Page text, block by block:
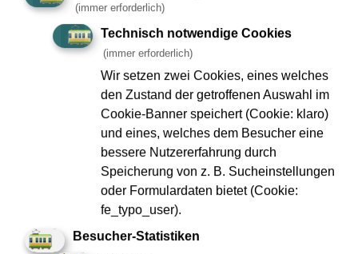
Während des Betonierens wird die Pumpe am Rand des
Baufelds platziert. Dort übergeben die LKW ihre Fracht an
die Pumpe und der Beton wird über den Verteilermasten
kontrolliert in den fertiggeschalten und bewehrten Block
Alle Angaben vorbehaltlich kurzfristiger Änderungen im
Kontakt bei Fragen zum Projekt, Anliegen und
Beschwerden
(immer erforderlich)
Technisch notwendige Cookies
(immer erforderlich)
Wir setzen zwei Cookies, eines welches
den Zustand der getroffenen Auswahl im
Cookie-Banner speichert (Cookie: klaro)
und eines, welches dem Besucher eine
bessere Nutzererfahrung durch
Speicherung von z. B. Sucheinstellungen
oder Formulardaten bietet (Cookie:
fe_typo_user).
Besucher-Statistiken